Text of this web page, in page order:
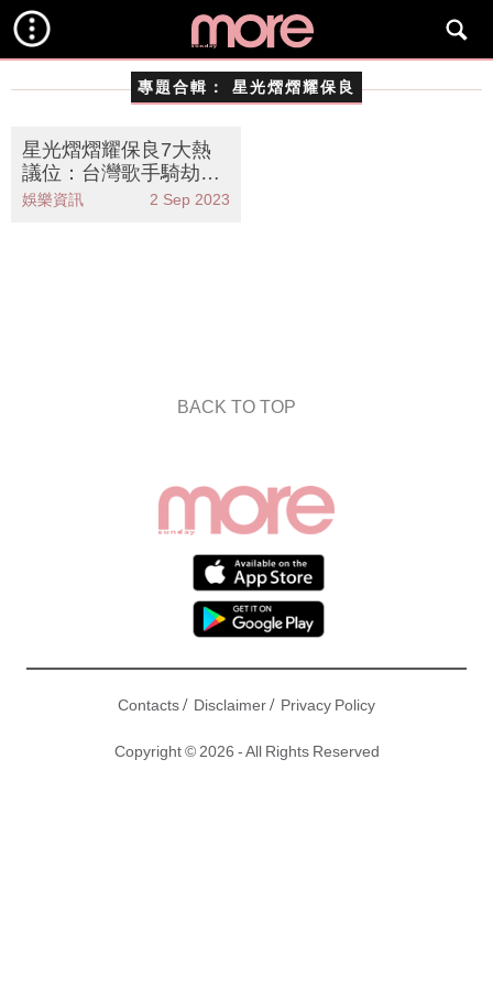
專題合輯： 星光熠熠耀保良
星光熠熠耀保良7大熱
議位：台灣歌手騎劫、
聲夢冠軍頻走音遭嘲！
娛樂資訊 2 Sep 2023
BACK TO TOP
Contacts/ Disclaimer/ Privacy Policy
Copyright © 2026 - All Rights Reserved